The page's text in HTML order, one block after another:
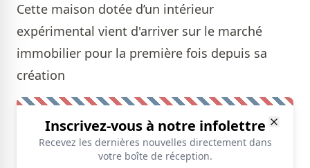
Cette maison dotée d’un intérieur
expérimental vient d'arriver sur le marché
immobilier pour la première fois depuis sa
création
Inscrivez-vous à notre infolettre
Recevez les dernières nouvelles directement dans
votre boîte de réception.